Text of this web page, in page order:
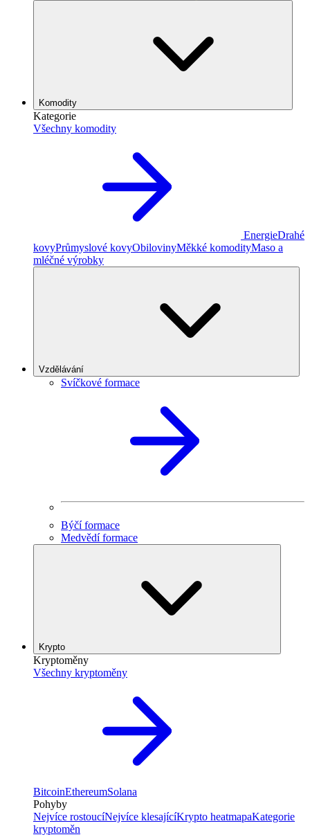
Komodity
Kategorie
Všechny komodity
EnergieDrahé
kovyPrůmyslové kovyObilovinyMěkké komodityMaso a
mléčné výrobky
Vzdělávání
Svíčkové formace
Býčí formace
Medvědí formace
Krypto
Kryptoměny
Všechny kryptoměny
BitcoinEthereumSolana
Pohyby
Nejvíce rostoucíNejvíce klesajícíKrypto heatmapaKategorie
kryptoměn